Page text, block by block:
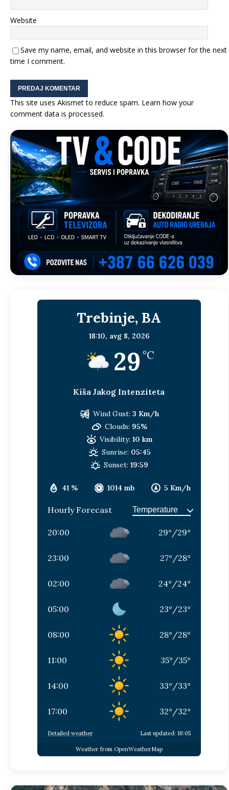
Website
Save my name, email, and website in this browser for the next
time I comment.
This site uses Akismet to reduce spam. Learn how your
comment data is processed.
Trebinje, BA
18:10, avg 8, 2026
29 °C
Kiša Jakog Intenziteta
41 % 1014 mb 5 Km/h
Wind Gust: 3 Km/h
Clouds: 95%
Visibility: 10 km
Sunrise: 05:45
Sunset: 19:59
Hourly Forecast
20:00 29° /29°
23:00 27° /28°
02:00 24° /24°
05:00 23° /23°
08:00 28° /28°
11:00 35° /35°
14:00 33° /33°
17:00 32° /32°
Detailed weather Last updated: 18:05
Weather from OpenWeatherMap